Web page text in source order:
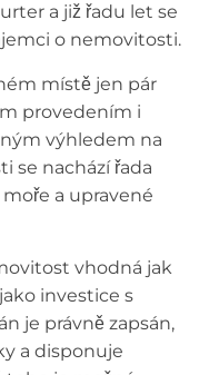
a již řadu let se
o nemovitosti.
místě jen pár
provedením i
výhledem na
se nachází řada
a upravené
vhodná jak
investice s
je právně zapsán,
a disponuje